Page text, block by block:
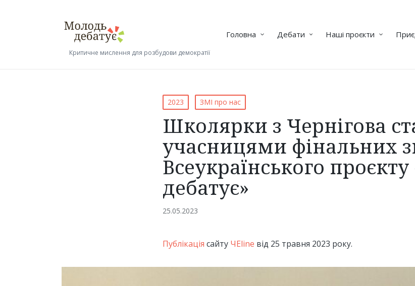
Критичне мислення для розбудови демократії
Головна Дебати Наші проєкти
Posted
in
2023 ЗМІ про нас
Школярки з Чернігова
учасницями фінальних
Всеукраїнського
дебатує»
25.05.2023
Публікація сайту ЧЕline від 25 травня 2023 року.